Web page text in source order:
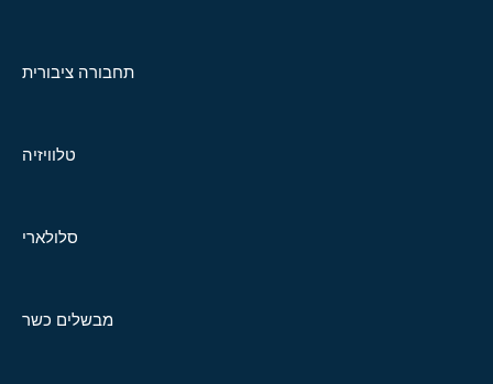
תחבורה ציבורית
טלוויזיה
סלולארי
מבשלים כשר